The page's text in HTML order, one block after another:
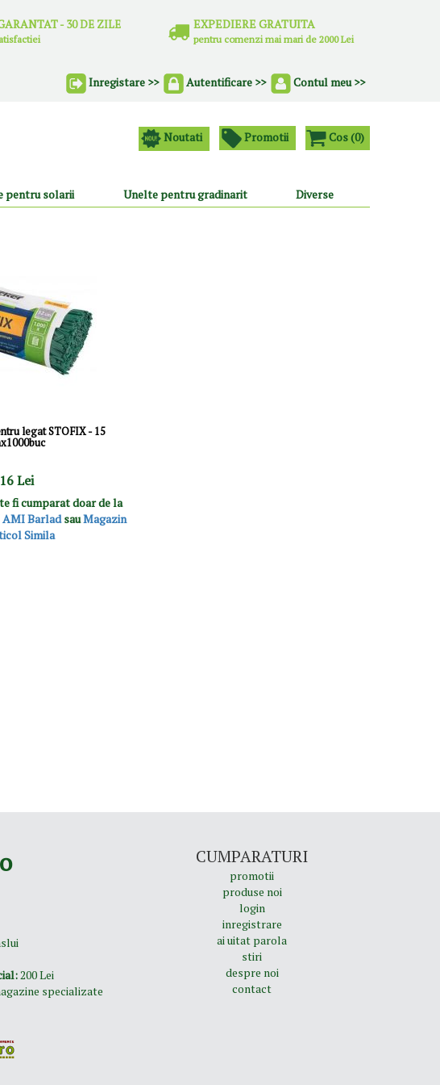
- 30 DE ZILE EXPEDIERE GRATUITA
pentru comenzi mai mari de 2000 Lei
Inregistare >> Autentificare >> Contul meu >>
Noutati Promotii Cos (0)
pentru solarii Unelte pentru gradinarit Diverse
legat STOFIX - 15
16 Lei
fi cumparat doar de la
AMI BarladsauMagazin
Simila
200 Lei
specializate
CUMPARATURI
promotii
produse noi
login
inregistrare
ai uitat parola
stiri
despre noi
contact